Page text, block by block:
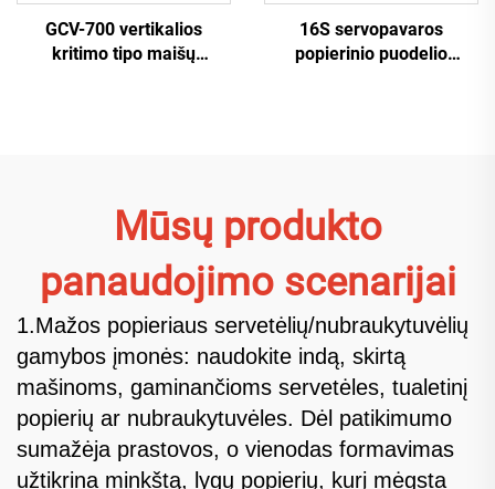
GCV-700 vertikalios
kritimo tipo maišų
16S servopavaros
popierinio puodelio
Mūsų produkto
panaudojimo scenarijai
1.Mažos popieriaus servetėlių/nubraukytuvėlių
gamybos įmonės: naudokite indą, skirtą
mašinoms, gaminančioms servetėles, tualetinį
popierių ar nubraukytuvėles. Dėl patikimumo
sumažėja prastovos, o vienodas formavimas
užtikrina minkštą, lygų popierių, kurį mėgsta